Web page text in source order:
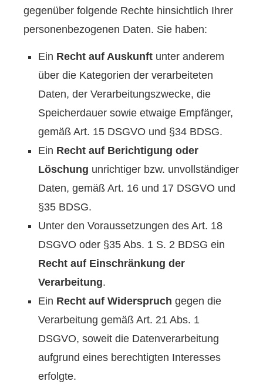
gegenüber folgende Rechte hinsichtlich Ihrer
personenbezogenen Daten. Sie haben:
Ein Recht auf Auskunft unter anderem
über die Kategorien der verarbeiteten
Daten, der Verarbeitungszwecke, die
Speicherdauer sowie etwaige Empfänger,
gemäß Art. 15 DSGVO und §34 BDSG.
Ein Recht auf Berichtigung oder
Löschung unrichtiger bzw. unvollständiger
Daten, gemäß Art. 16 und 17 DSGVO und
§35 BDSG.
Unter den Voraussetzungen des Art. 18
DSGVO oder §35 Abs. 1 S. 2 BDSG ein
Recht auf Einschränkung der
Verarbeitung.
Ein Recht auf Widerspruch gegen die
Verarbeitung gemäß Art. 21 Abs. 1
DSGVO, soweit die Datenverarbeitung
aufgrund eines berechtigten Interesses
erfolgte.